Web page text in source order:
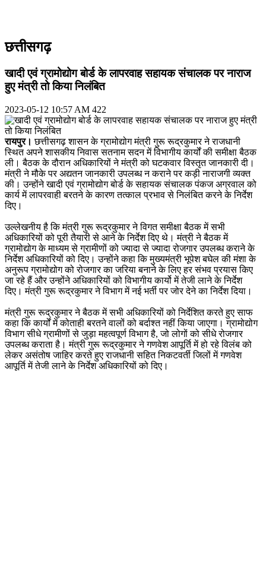
छत्तीसगढ़
खादी एवं ग्रामोद्योग बोर्ड के लापरवाह सहायक संचालक पर नाराज
हुए मंत्री तो किया निलंबित
2023-05-12 10:57 AM 422
रायपुर। छत्तीसगढ़ शासन के ग्रामोद्योग मंत्री गुरू रूद्रकुमार ने राजधानी
स्थित अपने शासकीय निवास सतनाम सदन में विभागीय कार्यों की समीक्षा बैठक
ली। बैठक के दौरान अधिकारियों ने मंत्री को घटकवार विस्तृत जानकारी दी।
मंत्री ने मौके पर अद्यतन जानकारी उपलब्ध न कराने पर कड़ी नाराजगी व्यक्त
की। उन्होंने खादी एवं ग्रामोद्योग बोर्ड के सहायक संचालक पंकज अग्रवाल को
कार्य में लापरवाही बरतने के कारण तत्काल प्रभाव से निलंबित करने के निर्देश
दिए।
उल्लेखनीय है कि मंत्री गुरू रूद्रकुमार ने विगत समीक्षा बैठक में सभी
अधिकारियों को पूरी तैयारी से आने के निर्देश दिए थे। मंत्री ने बैठक में
ग्रामोद्योग के माध्यम से ग्रामीणों को ज्यादा से ज्यादा रोजगार उपलब्ध कराने के
निर्देश अधिकारियों को दिए। उन्होंने कहा कि मुख्यमंत्री भूपेश बघेल की मंशा के
अनुरूप ग्रामोद्योग को रोजगार का जरिया बनाने के लिए हर संभव प्रयास किए
जा रहे हैं और उन्होंने अधिकारियों को विभागीय कार्यो में तेजी लाने के निर्देश
दिए। मंत्री गुरू रूद्रकुमार ने विभाग में नई भर्ती पर जोर देने का निर्देश दिया।
मंत्री गुरू रूद्रकुमार ने बैठक में सभी अधिकारियों को निर्देशित करते हुए साफ
कहा कि कार्यों में कोताही बरतने वालों को बर्दाश्त नहीं किया जाएगा। ग्रामोद्योग
विभाग सीधे ग्रामीणों से जुड़ा महत्वपूर्ण विभाग है, जो लोगों को सीधे रोजगार
उपलब्ध कराता है। मंत्री गुरू रूद्रकुमार ने गणवेश आपूर्ति में हो रहे विलंब को
लेकर असंतोष जाहिर करते हुए राजधानी सहित निकटवर्ती जिलों में गणवेश
आपूर्ति में तेजी लाने के निर्देश अधिकारियों को दिए।